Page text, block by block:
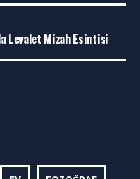
Levalet Mizah Esintisi